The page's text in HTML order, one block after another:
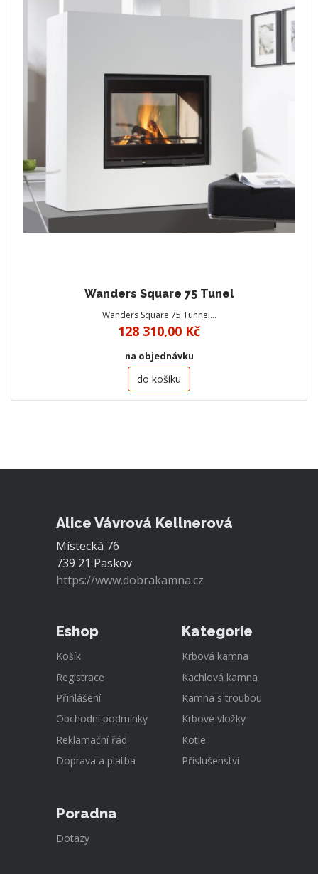
Wanders Square 75 Tunel
Wanders Square 75 Tunnel…
128 310,00 Kč
na objednávku
do košíku
Alice Vávrová Kellnerová
Místecká 76
739 21 Paskov
https://www.dobrakamna.cz
Eshop
Košík
Registrace
Přihlášení
Obchodní podmínky
Reklamační řád
Doprava a platba
Kategorie
Krbová kamna
Kachlová kamna
Kamna s troubou
Krbové vložky
Kotle
Příslušenství
Poradna
Dotazy